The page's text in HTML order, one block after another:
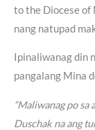
to the Diocese of
nang natupad
Ipinaliwanag din
pangalang Mina
“Maliwanag po sa
Duschak na ang